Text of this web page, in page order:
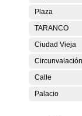
Plaza
TARANCO
Ciudad Vieja
Circunvalación
Calle
Palacio